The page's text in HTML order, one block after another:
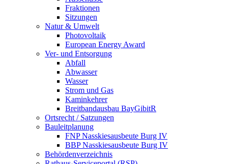
Fraktionen
Sitzungen
Natur & Umwelt
Photovoltaik
European Energy Award
Ver- und Entsorgung
Abfall
Abwasser
Wasser
Strom und Gas
Kaminkehrer
Breitbandausbau BayGibitR
Ortsrecht / Satzungen
Bauleitplanung
FNP Nasskiesausbeute Burg IV
BBP Nasskiesausbeute Burg IV
Behördenverzeichnis